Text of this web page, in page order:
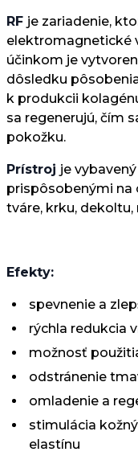
RF je zariadenie,
elektromagnetické
účinkom je
dôsledku
k produkcii
sa regenerujú, čím
pokožku.
Prístroj je
prispôsobenými na
tváre, krku, dekoltu,
Efekty:
spevnenie a
rýchla redukcia
možnosť
odstránenie
omladenie a
stimulácia
elastínu